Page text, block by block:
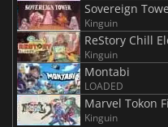
Sovereign
Kinguin
ReStory Chill
Kinguin
Montabi
LOADED
Marvel Tokon
Kinguin